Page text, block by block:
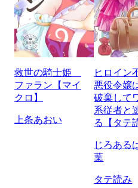
救世の騎士姫
ファラン【マイ
クロ】
上条あおい
ヒロイン
悪役令嬢
破棄して
系従者と
る【タテ
じろある
葉
タテ読み